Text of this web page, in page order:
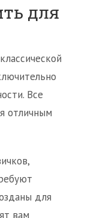
для
Все
отличным
для
вам